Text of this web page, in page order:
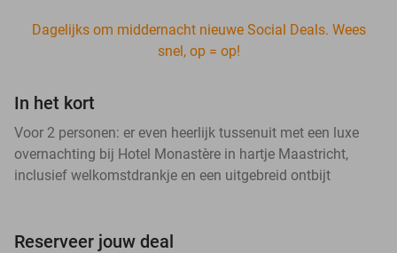
Dagelijks om middernacht nieuwe Social Deals. Wees
snel, op = op!
In het kort
Voor 2 personen: er even heerlijk tussenuit met een luxe
overnachting bij Hotel Monastère in hartje Maastricht,
inclusief welkomstdrankje en een uitgebreid ontbijt
Reserveer jouw deal